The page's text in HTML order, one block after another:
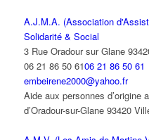
A.J.M.A. (Association
Solidarité & Social
3 Rue Oradour sur Glane
06 21 86 50 6106 21 86 50 61
embeirene2000@yahoo.fr
Aide aux personnes d’origine
d’Oradour-sur-Glane 93420